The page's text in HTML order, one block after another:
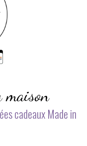
cadeaux Made in